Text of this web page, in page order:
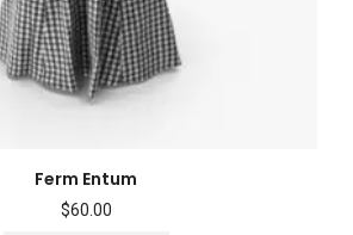
Ferm Entum
$60.00